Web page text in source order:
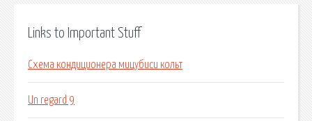
Links to Important Stuff
Схема кондиционера мицубиси кольт
Un regard 9